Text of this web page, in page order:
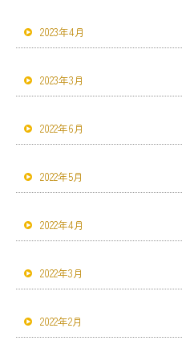
2023年4月
2023年3月
2022年6月
2022年5月
2022年4月
2022年3月
2022年2月